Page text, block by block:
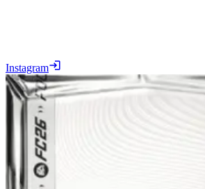
Instagram